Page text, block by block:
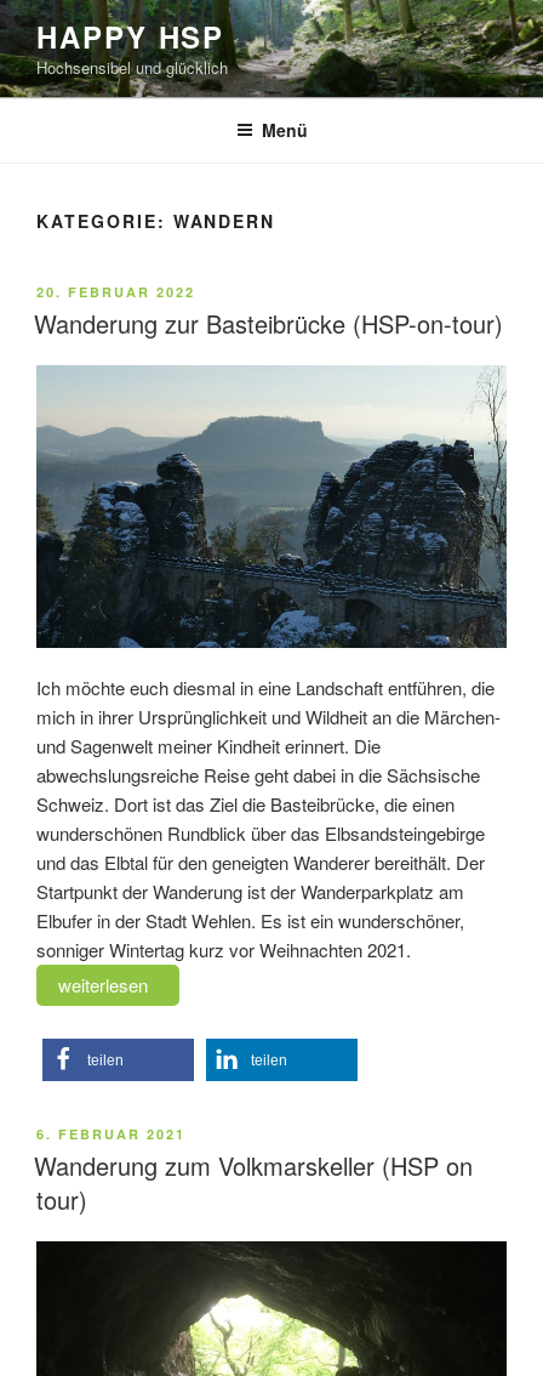
Zum
Inhalt
springen
HAPPY HSP
Hochsensibel und glücklich
Menü
KATEGORIE: WANDERN
VERÖFFENTLICHT
AM
20. FEBRUAR 2022
Wanderung zur Basteibrücke (HSP-on-tour)
Ich möchte euch diesmal in eine Landschaft entführen, die
mich in ihrer Ursprünglichkeit und Wildheit an die Märchen-
und Sagenwelt meiner Kindheit erinnert. Die
abwechslungsreiche Reise geht dabei in die Sächsische
Schweiz. Dort ist das Ziel die Basteibrücke, die einen
wunderschönen Rundblick über das Elbsandsteingebirge
und das Elbtal für den geneigten Wanderer bereithält. Der
Startpunkt der Wanderung ist der Wanderparkplatz am
Elbufer in der Stadt Wehlen. Es ist ein wunderschöner,
sonniger Wintertag kurz vor Weihnachten 2021.
„Wanderung
zur
Basteibrücke
(HSP-
tour)“
weiterlesen
teilen teilen
VERÖFFENTLICHT
AM
6. FEBRUAR 2021
Wanderung zum Volkmarskeller (HSP on
tour)